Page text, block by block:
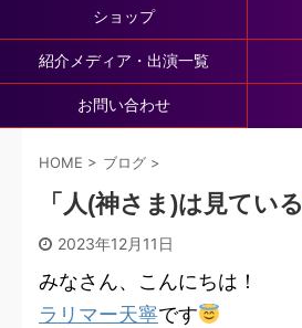
ショップ
紹介メディア・出演一覧
お問い合わせ
HOME > ブログ >
「人(神さま)は見ている
2023年12月11日
みなさん、こんにちは！
ラリマー天寧です